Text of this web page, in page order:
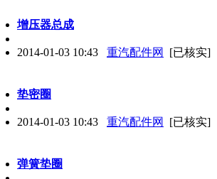
增压器总成
2014-01-03 10:43 重汽配件网 [已核实]
垫密圈
2014-01-03 10:43 重汽配件网 [已核实]
弹簧垫圈